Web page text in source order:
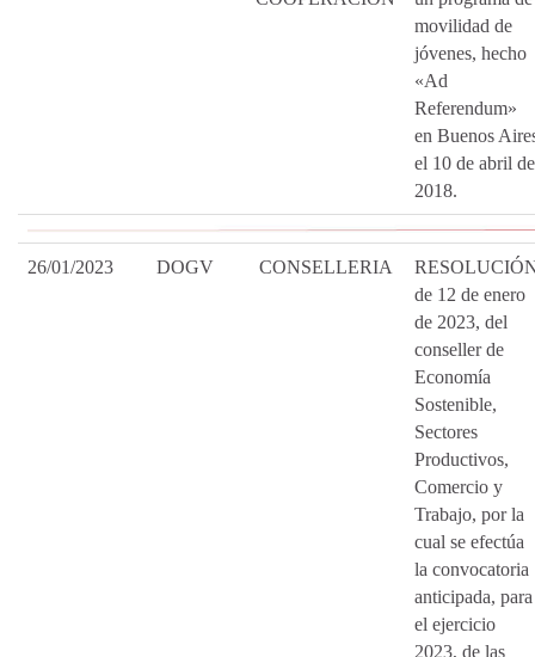
movilidad de
jóvenes, hecho
«Ad
Referendum»
en Buenos
el 10 de abril de
2018.
26/01/2023 DOGV CONSELLERIA
de 12 de enero
de 2023, del
conseller de
Economía
Sostenible,
Sectores
Productivos,
Comercio y
Trabajo, por la
cual se efectúa
la convocatoria
anticipada, para
el ejercicio
2023, de las